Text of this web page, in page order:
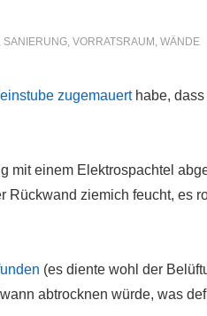
, SANIERUNG, VORRATSRAUM , WÄNDE
zugemauerthabe, dass
mit einem Elektrospachtel
ziemich feucht, es
(es diente wohl der
abtrocknen würde, was